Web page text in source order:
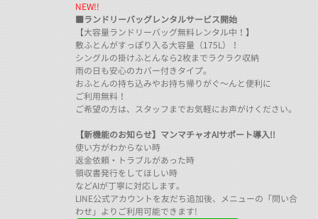
NEW!!
■ランドリーバッグレンタルサービス開始
【大容量ランドリーバッグ無料レンタル中！】
敷ふとんがすっぽり入る大容量（175L）！
シングルの掛けふとんなら2枚までラクラク収納
雨の日も安心のカバー付きタイプ。
おふとんの持ち込みやお持ち帰りがぐ～んと便利に
ご利用無料！
ご希望の方は、スタッフまでお気軽にお声がけください。
【新機能のお知らせ】マンマチャオAIサポート導入!!
使い方がわからない時
返金依頼・トラブルがあった時
領収書発行をしてほしい時
などAIが丁寧に対応します。
LINE公式アカウントを友だち追加後、メニューの「問い合
わせ」よりご利用可能できます!